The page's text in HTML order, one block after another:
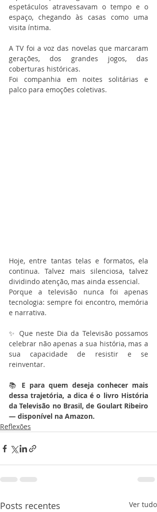
espetáculos atravessavam o tempo e o
espaço, chegando às casas como uma
visita íntima.
A TV foi a voz das novelas que marcaram
gerações, dos grandes jogos, das
coberturas históricas.
Foi companhia em noites solitárias e
palco para emoções coletivas.
Hoje, entre tantas telas e formatos, ela
continua. Talvez mais silenciosa, talvez
dividindo atenção, mas ainda essencial.
Porque a televisão nunca foi apenas
tecnologia: sempre foi encontro, memória
e narrativa.
✨ Que neste Dia da Televisão possamos
celebrar não apenas a sua história, mas a
sua capacidade de resistir e se
reinventar.
📚 E para quem deseja conhecer mais
dessa trajetória, a dica é o livro História
da Televisão no Brasil, de Goulart Ribeiro
— disponível na Amazon.
Reflexões
Posts recentes Ver tudo